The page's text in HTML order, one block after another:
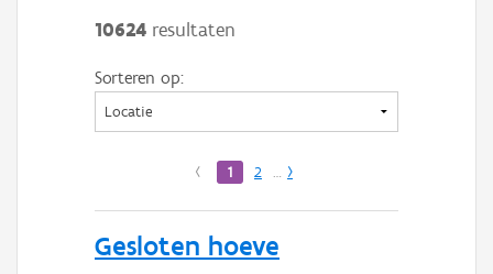
Aanduidingsobject
Waarneming
10624 resultaten
Sorteren op:
‹ 1 2 … ›
Gesloten hoeve